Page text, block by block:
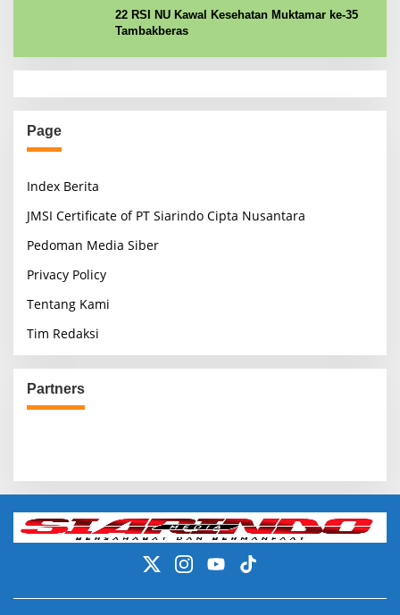
22 RSI NU Kawal Kesehatan Muktamar ke-35
Tambakberas
Page
Index Berita
JMSI Certificate of PT Siarindo Cipta Nusantara
Pedoman Media Siber
Privacy Policy
Tentang Kami
Tim Redaksi
Partners